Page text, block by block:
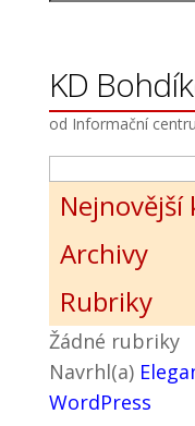
KD
od Informační
Vyhledávání
Archivy
Rubriky
Žádné rubriky
Navrhl(a)
WordPress